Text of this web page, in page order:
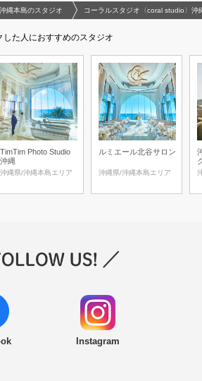
のPhotorait ホーム
沖縄本島のスタジオ コーラルスタジオ〈coral studio〉沖
した人におすすめのスタジオ
TimTim Photo Studio
沖縄
沖縄県/沖縄本島エリア
ルミエール北谷サロン
沖縄県/沖縄本島エリア
Instagram